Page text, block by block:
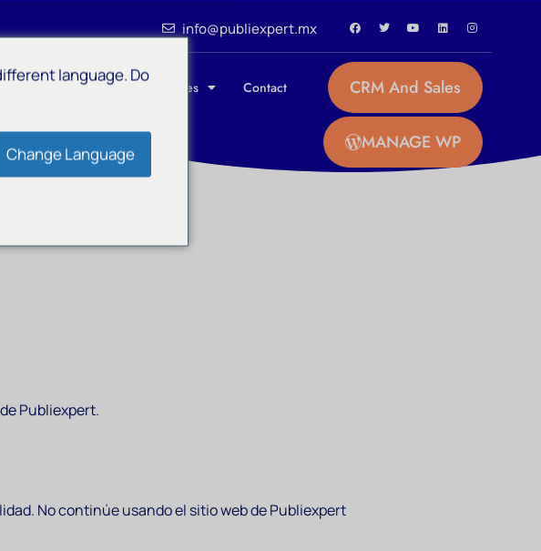
info@publiexpert.mx
Blog Partners / Affiliates Contact CRM And Sales
MANAGE WP
Publiexpert.
No continúe usando el sitio web de Publiexpert
language. Do
Change Language